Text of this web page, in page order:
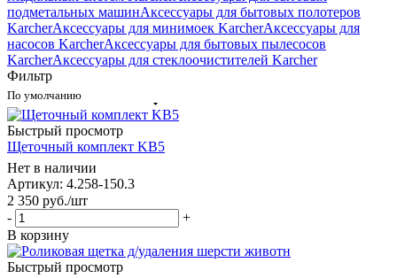
подметальных машинАксессуары для бытовых полотеров
KarcherАксессуары для минимоек KarcherАксессуары для
насосов KarcherАксессуары для бытовых пылесосов
KarcherАксессуары для стеклоочистителей Karcher
Фильтр
По умолчанию
Быстрый просмотр
Щеточный комплект KB5
Нет в наличии
Артикул: 4.258-150.3
2 350 руб./шт
-
+
В корзину
Быстрый просмотр